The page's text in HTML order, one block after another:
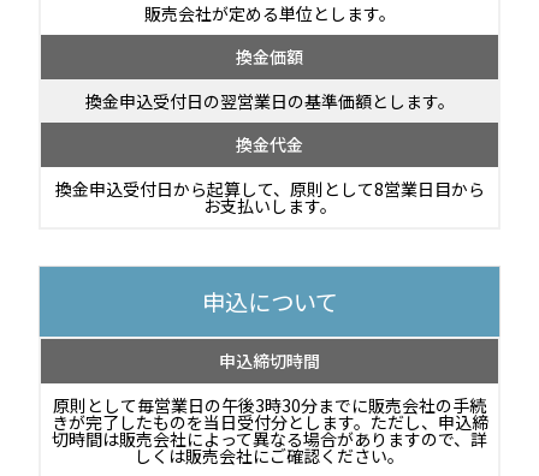
販売会社が定める単位とします。
換金価額
換金申込受付日の翌営業日の基準価額とします。
換金代金
換金申込受付日から起算して、原則として8営業日目から
お支払いします。
申込について
申込締切時間
原則として毎営業日の午後3時30分までに販売会社の手続
きが完了したものを当日受付分とします。ただし、申込締
切時間は販売会社によって異なる場合がありますので、詳
しくは販売会社にご確認ください。